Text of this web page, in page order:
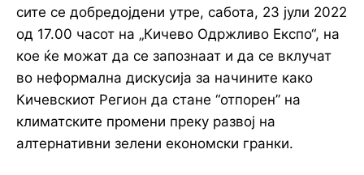
сите се добредојдени утре, сабота, 23 јули 2022
од 17.00 часот на „Кичево Одржливо Експо“, на
кое ќе можат да се запознаат и да се вклучат
во неформална дискусија за начините како
Кичевскиот Регион да стане “отпорен” на
климатските промени преку развој на
алтернативни зелени економски гранки.